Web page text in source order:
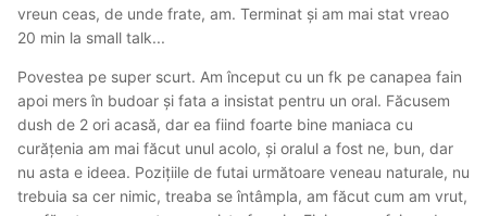
vreun ceas, de unde frate, am. Terminat și am mai stat vreao
20 min la small talk...
Povestea pe super scurt. Am început cu un fk pe canapea fain
apoi mers în budoar și fata a insistat pentru un oral. Făcusem
dush de 2 ori acasă, dar ea fiind foarte bine maniaca cu
curățenia am mai făcut unul acolo, și oralul a fost ne, bun, dar
nu asta e ideea. Pozițiile de futai următoare veneau naturale, nu
trebuia sa cer nimic, treaba se întâmpla, am făcut cum am vrut,